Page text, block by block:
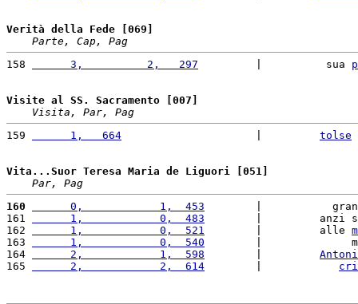
Verità della Fede [069]
Parte, Cap, Pag
158
      3,          2,   297
         |          sua
Visite al SS. Sacramento [007]
Visita, Par, Pag
159
      1,   664
tolse
Vita...Suor Teresa Maria de Liguori [051]
Par, Pag
160
      0,            1,  453
|
161
      1,            0,  483
|         anzi
162
      1,            0,  521
        |         alle
163
      1,            0,  540
|
164
      2,            1,  598
165
      2,            2,  614